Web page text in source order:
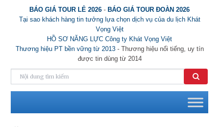
BÁO GIÁ TOUR LẺ 2026 - BÁO GIÁ TOUR ĐOÀN 2026
Tại sao khách hàng tin tưởng lựa chọn dịch vụ của du lịch Khát
Vọng Việt
HỒ SƠ NĂNG LỰC Công ty Khát Vọng Việt
Thương hiệu PT bền vững từ 2013- Thương hiệu nổi tiếng, uy tín
được tin dùng từ 2014